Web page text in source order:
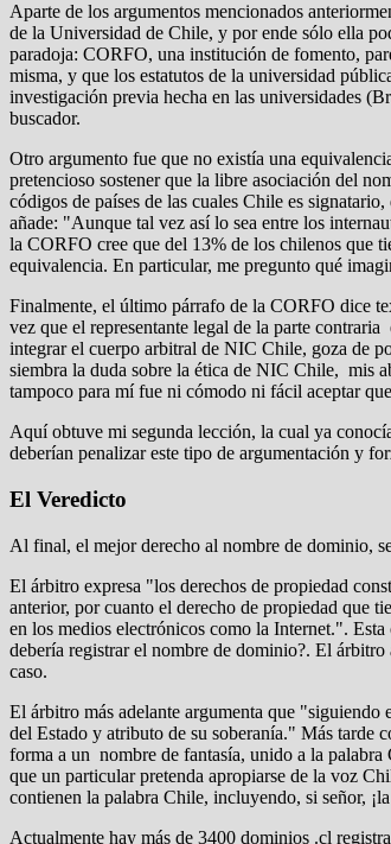
Aparte de los argumentos mencionados
de la Universidad de Chile, y por ende sólo ella
paradoja: CORFO, una institución de fomento,
misma, y que los estatutos de la universidad
investigación previa hecha en las universidades
buscador.
Otro argumento fue que no existía una
pretencioso sostener que la libre asociación del
códigos de países de las cuales Chile es
añade: "Aunque tal vez así lo sea entre los
la CORFO cree que del 13% de los chilenos que
equivalencia. En particular, me pregunto qué
Finalmente, el último párrafo de la CORFO dice
vez que el representante legal de la parte
integrar el cuerpo arbitral de NIC Chile, goza de
siembra la duda sobre la ética de NIC Chile, mis
tampoco para mí fue ni cómodo ni fácil aceptar
Aquí obtuve mi segunda lección, la cual ya
deberían penalizar este tipo de argumentación y
El Veredicto
Al final, el mejor derecho al nombre de dominio,
El árbitro expresa "los derechos de propiedad
anterior, por cuanto el derecho de propiedad que
en los medios electrónicos como la Internet.".
debería registrar el nombre de dominio?. El
caso.
El árbitro más adelante argumenta que
del Estado y atributo de su soberanía." Más tarde
forma a un nombre de fantasía, unido a la
que un particular pretenda apropiarse de la voz
contienen la palabra Chile, incluyendo, si señor,
Actualmente hay más de 3400 dominios .cl